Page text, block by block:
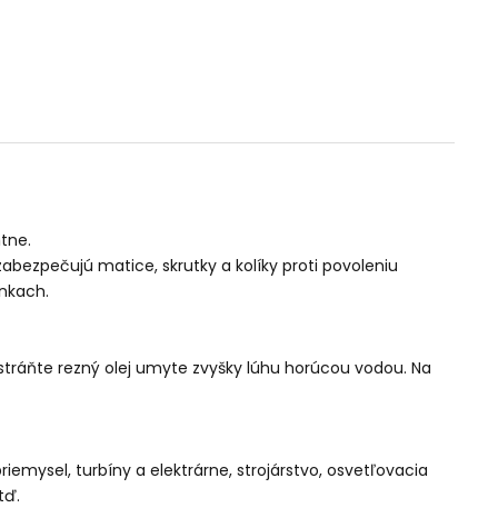
matice, skrutky a kolíky proti povoleniu
rezný olej umyte zvyšky lúhu horúcou vodou. Na
turbíny a elektrárne, strojárstvo, osvetľovacia